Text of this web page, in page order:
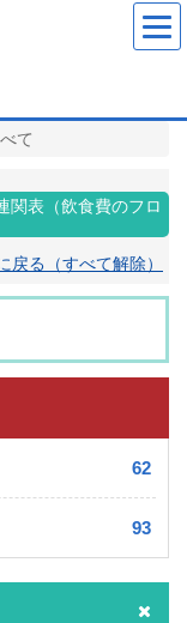
て
関表（飲食費のフロ
戻る（すべて解除）
62
93